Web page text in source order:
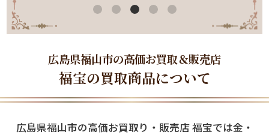
広島県福山市の高価お買取＆販売店
福宝の買取商品について
広島県福山市の高価お買取り・販売店 福宝では金 ・